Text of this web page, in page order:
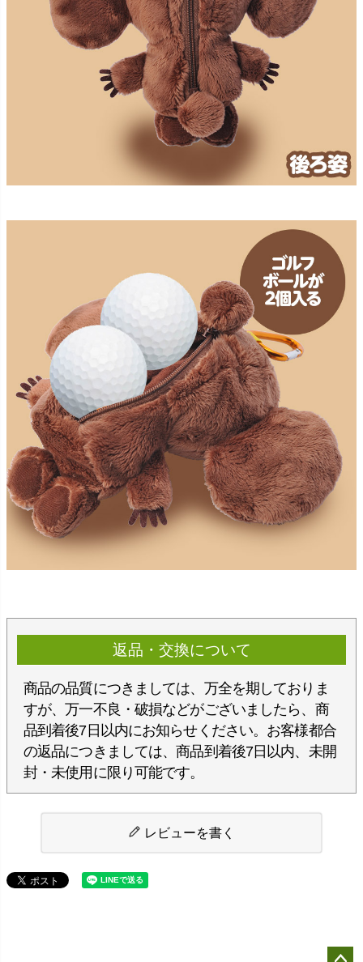
返品・交換について
商品の品質につきましては、万全を期しておりま
すが、万一不良・破損などがございましたら、商
品到着後7日以内にお知らせください。お客様都合
の返品につきましては、商品到着後7日以内、未開
封・未使用に限り可能です。
レビューを書く